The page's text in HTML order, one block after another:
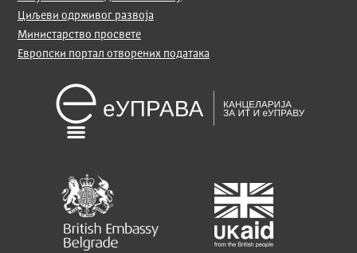
Циљеви одрживог развоја
Министарство просвете
Европски портал отворених података